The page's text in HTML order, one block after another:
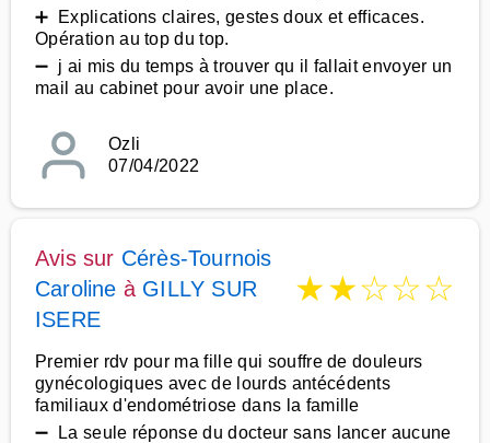
➕ Explications claires, gestes doux et efficaces.
Opération au top du top.
➖ j ai mis du temps à trouver qu il fallait envoyer un
mail au cabinet pour avoir une place.
Ozli
07/04/2022
Avis sur Cérès-Tournois
Caroline à GILLY SUR
ISERE
★★☆☆☆
Premier rdv pour ma fille qui souffre de douleurs
gynécologiques avec de lourds antécédents
familiaux d'endométriose dans la famille
➖ La seule réponse du docteur sans lancer aucune